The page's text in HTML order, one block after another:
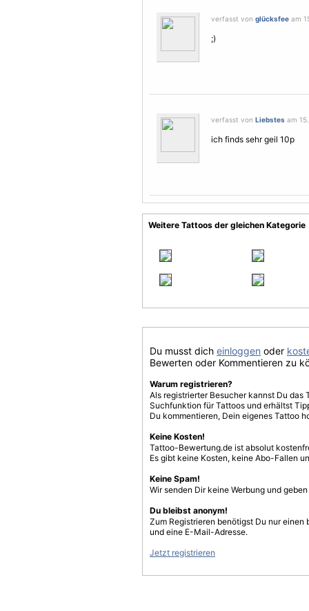
verfasst von glücksfee am
;)
verfasst von Liebstes am
ich finds sehr geil 10p
Weitere Tattoos der gleichen Kategorie
Du musst dich einloggen oder
Bewerten oder Kommentieren zu
Warum registrieren?
Als registrierter Besucher kannst Du
Suchfunktion für Tattoos und erhältst
Du kommentieren, Dein eigenes Tattoo
Keine Kosten!
Tattoo-Bewertung.de ist absolut
Es gibt keine Kosten, keine Abo-Fallen
Keine Spam!
Wir senden Dir keine Werbung und
Du bleibst anonym!
Zum Registrieren benötigst Du nur einen
und eine E-Mail-Adresse.
Jetzt registrieren